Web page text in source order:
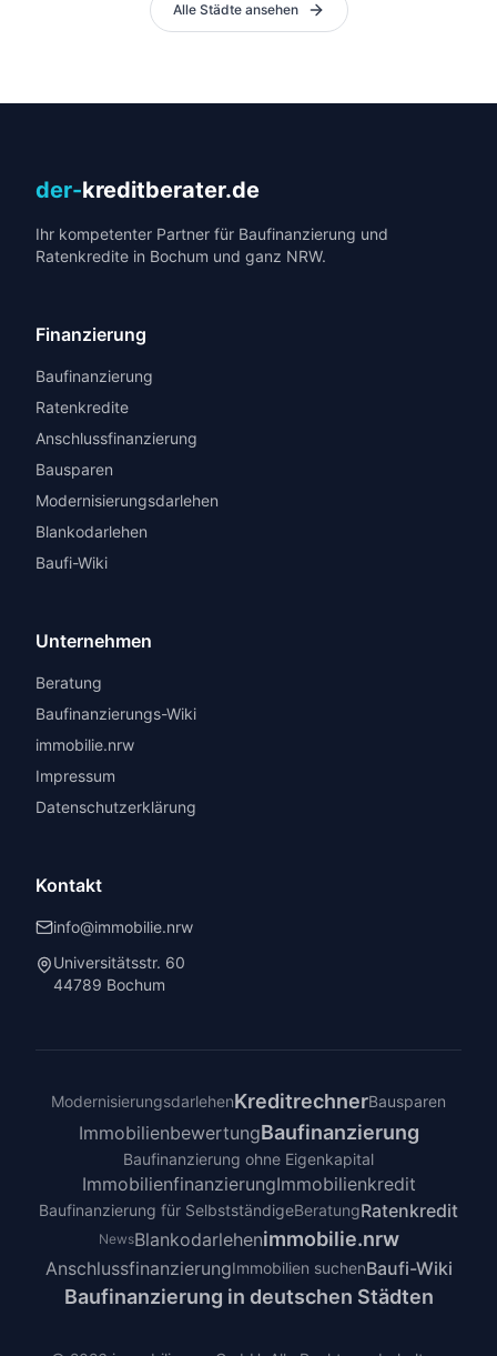
Alle Städte ansehen
der-kreditberater.de
Ihr kompetenter Partner für Baufinanzierung und
Ratenkredite in Bochum und ganz NRW.
Finanzierung
Baufinanzierung
Ratenkredite
Anschlussfinanzierung
Bausparen
Modernisierungsdarlehen
Blankodarlehen
Baufi-Wiki
Unternehmen
Beratung
Baufinanzierungs-Wiki
immobilie.nrw
Impressum
Datenschutzerklärung
Kontakt
info@immobilie.nrw
Universitätsstr. 60
44789 Bochum
ModernisierungsdarlehenKreditrechnerBausparen
ImmobilienbewertungBaufinanzierung
Baufinanzierung ohne Eigenkapital
ImmobilienfinanzierungImmobilienkredit
Baufinanzierung für SelbstständigeBeratungRatenkredit
NewsBlankodarlehenimmobilie.nrw
AnschlussfinanzierungImmobilien suchenBaufi-Wiki
Baufinanzierung in deutschen Städten